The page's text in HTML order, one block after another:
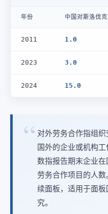
年份 中国对斯洛伐
2011 1.0
2023 3.0
2024 15.0
对外劳务合作指组
国外的企业或机构
数指报告期末企业
劳务合作项目的人数
续面板，适用于面
究。